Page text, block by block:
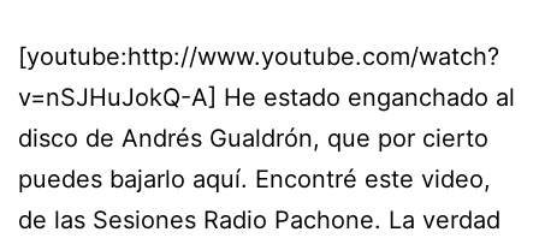
[youtube:http://www.youtube.com/watch?
v=nSJHuJokQ-A] He estado enganchado al
disco de Andrés Gualdrón, que por cierto
puedes bajarlo aquí. Encontré este video,
de las Sesiones Radio Pachone. La verdad